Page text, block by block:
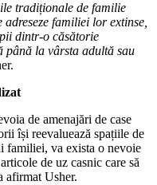
tradiționale de familie
familiei lor extinse,
dintr-o căsătorie
până la vârsta adultă sau
de amenajări de case
își reevaluează spațiile de
familiei, va exista o nevoie
de uz casnic care să
afirmat Usher.